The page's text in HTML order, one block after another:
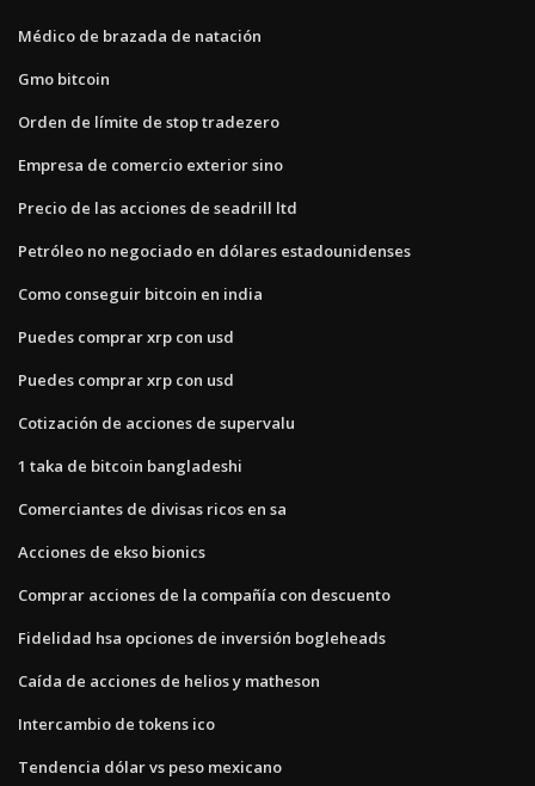
Médico de brazada de natación
Gmo bitcoin
Orden de límite de stop tradezero
Empresa de comercio exterior sino
Precio de las acciones de seadrill ltd
Petróleo no negociado en dólares estadounidenses
Como conseguir bitcoin en india
Puedes comprar xrp con usd
Puedes comprar xrp con usd
Cotización de acciones de supervalu
1 taka de bitcoin bangladeshi
Comerciantes de divisas ricos en sa
Acciones de ekso bionics
Comprar acciones de la compañía con descuento
Fidelidad hsa opciones de inversión bogleheads
Caída de acciones de helios y matheson
Intercambio de tokens ico
Tendencia dólar vs peso mexicano